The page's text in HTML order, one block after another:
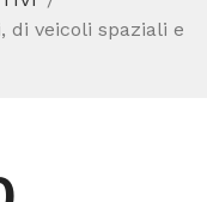
di veicoli spaziali e